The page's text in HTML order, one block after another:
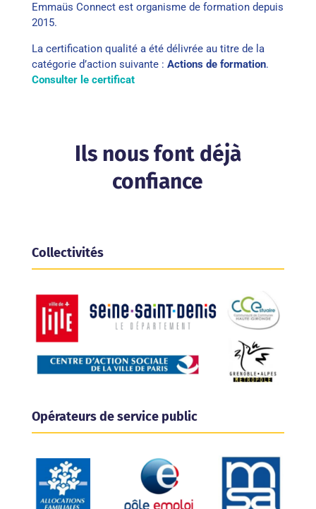
Emmaüs Connect est organisme de formation depuis
2015.
La certification qualité a été délivrée au titre de la
catégorie d’action suivante : Actions de formation.
Consulter le certificat
Ils nous font déjà
confiance
Collectivités
Opérateurs de service public